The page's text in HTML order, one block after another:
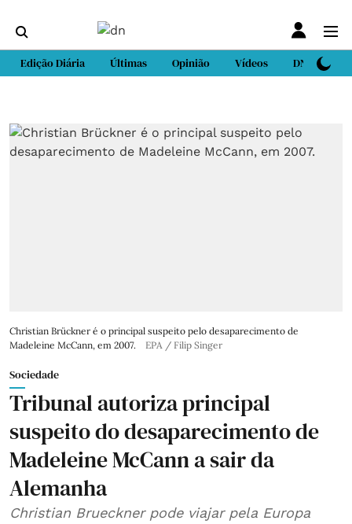
Edição Diária Últimas Opinião Vídeos DN Sport
Christian Brückner é o principal suspeito pelo desaparecimento de
Madeleine McCann, em 2007.
EPA / Filip Singer
Sociedade
Tribunal autoriza principal
suspeito do desaparecimento de
Madeleine McCann a sair da
Alemanha
Christian Brueckner pode viajar pela Europa